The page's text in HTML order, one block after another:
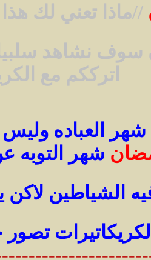
//ماذا تعني لك
سوف نشاهد
اترككم مع
شهر العباده وليس
شهر التوبه
الشياطين